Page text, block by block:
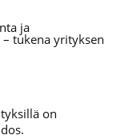
ja
tukena yrityksen
on